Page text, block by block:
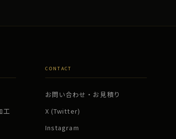
工
CONTACT
お問い合わせ・お見積り
X (Twitter)
Instagram